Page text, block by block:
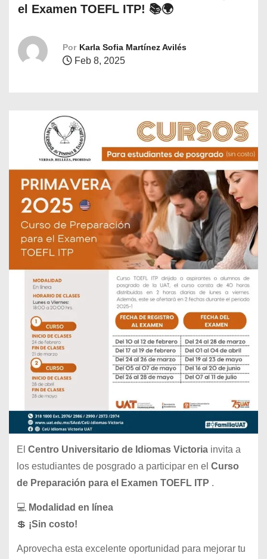
el Examen TOEFL ITP! 📚🌍
Por Karla Sofia Martínez Avilés
Feb 8, 2025
El Centro Universitario de Idiomas Victoriainvita a
los estudiantes de posgrado a participar en el Curso
de Preparación para el Examen TOEFL ITP .
💻 Modalidad en línea
💲 ¡Sin costo!
Aprovecha esta excelente oportunidad para mejorar tu